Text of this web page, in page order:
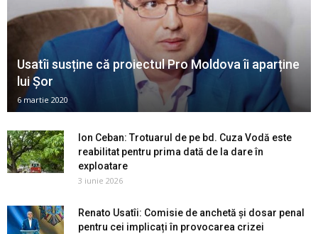
Usatîi susține că proiectul Pro Moldova îi aparține
lui Șor
6 martie 2020
Ion Ceban: Trotuarul de pe bd. Cuza Vodă este
reabilitat pentru prima dată de la dare în
exploatare
3 iunie 2026
Renato Usatîi: Comisie de anchetă și dosar penal
pentru cei implicați în provocarea crizei